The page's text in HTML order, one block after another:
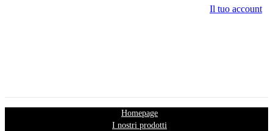
Il tuo account
Homepage
I nostri prodotti